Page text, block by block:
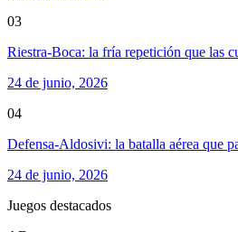
03
Riestra-Boca: la fría repetición que las
24 de junio, 2026
04
Defensa-Aldosivi: la batalla aérea que
24 de junio, 2026
Juegos destacados